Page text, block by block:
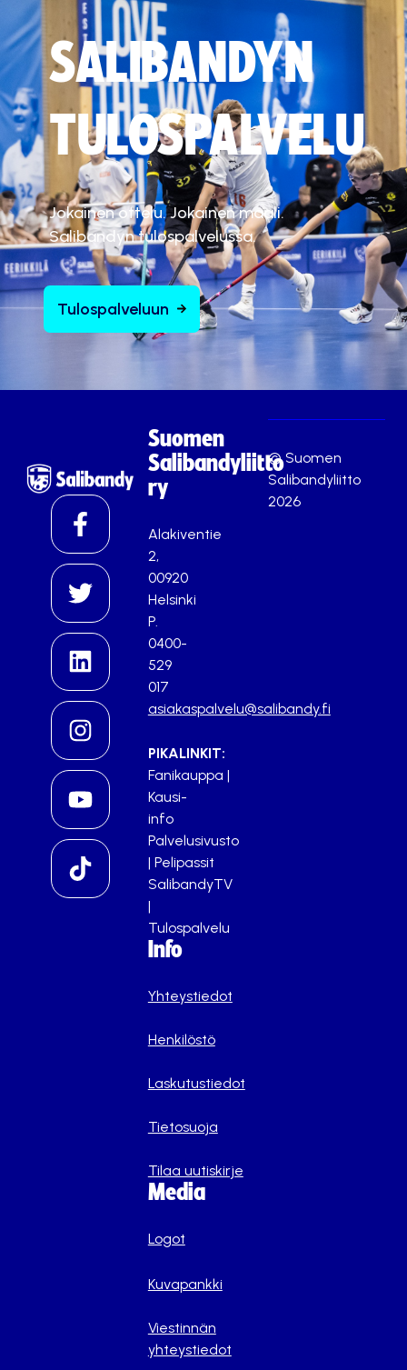
SALIBANDYN
TULOSPALVELU
Jokainen ottelu. Jokainen maali.
Salibandyn tulospalvelussa.
Tulospalveluun
Suomen
Salibandyliitto
ry
Alakiventie
2,
00920
Helsinki
P.
0400-
529
017
asiakaspalvelu@salibandy.fi
PIKALINKIT:
Fanikauppa |
Kausi-
info
Palvelusivusto
| Pelipassit
SalibandyTV
|
Tulospalvelu
Info
Yhteystiedot
Henkilöstö
Laskutustiedot
Tietosuoja
Tilaa uutiskirje
Media
Logot
Kuvapankki
Viestinnän
yhteystiedot
© Suomen
Salibandyliitto
2026